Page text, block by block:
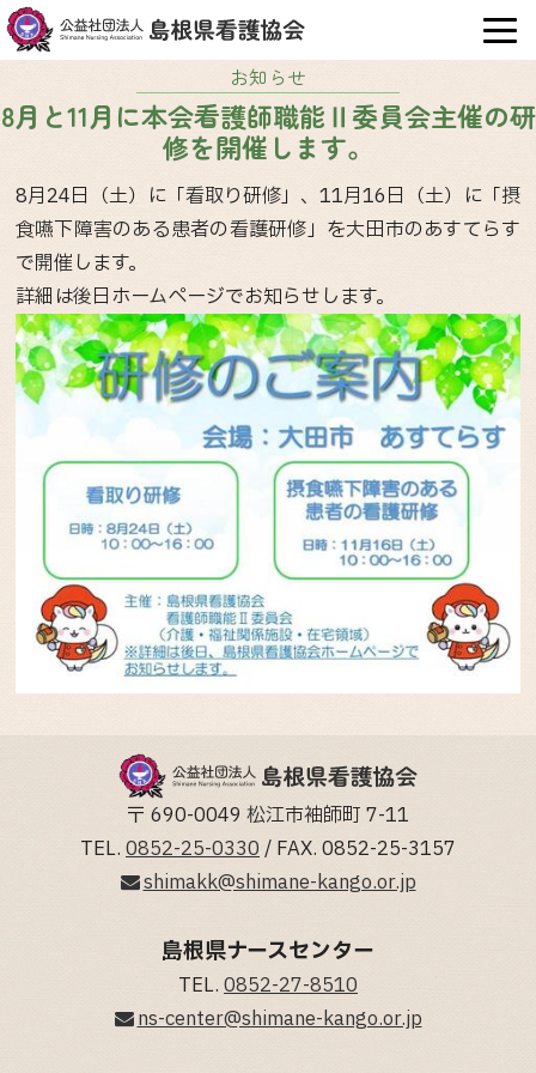
お知らせ
8月と11月に本会看護師職能Ⅱ委員会主催の研
修を開催します。
8月24日（土）に「看取り研修」、11月16日（土）に「摂
食嚥下障害のある患者の看護研修」を大田市のあすてらす
で開催します。
詳細は後日ホームページでお知らせします。
〒 690-0049 松江市袖師町 7-11
TEL. 0852-25-0330/ FAX. 0852-25-3157
shimakk@shimane-kango.or.jp
島根県ナースセンター
TEL. 0852-27-8510
ns-center@shimane-kango.or.jp